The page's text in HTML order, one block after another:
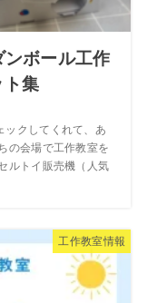
ボール工作
ト集
ックしてくれて、あ
の会場で工作教室を
ルトイ販売機（人気
工作教室情報